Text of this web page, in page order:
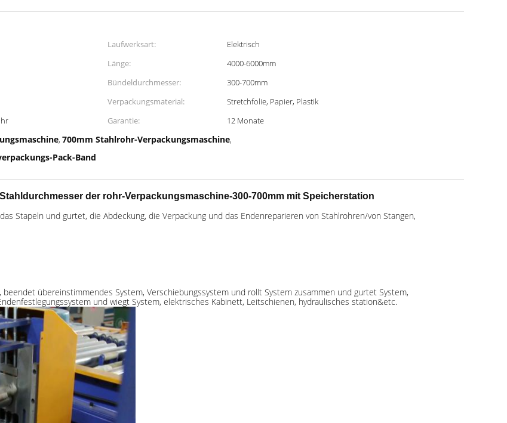
Laufwerksart:
Elektrisch
Länge:
4000-6000mm
Bündeldurchmesser:
300-700mm
Verpackungsmaterial:
Stretchfolie, Papier, Plastik
Garantie:
12 Monate
,700mm Stahlrohr-Verpackungsmaschine,
Pack-Band
der rohr-Verpackungsmaschine-300-700mm mit Speicherstation
Stapeln und gurtet, die Abdeckung, die Verpackung und das Endenreparieren von Stahlrohren/von Stangen,
übereinstimmendes System, Verschiebungssystem und rollt System zusammen und gurtet System,
und wiegt System, elektrisches Kabinett, Leitschienen, hydraulisches station&etc.